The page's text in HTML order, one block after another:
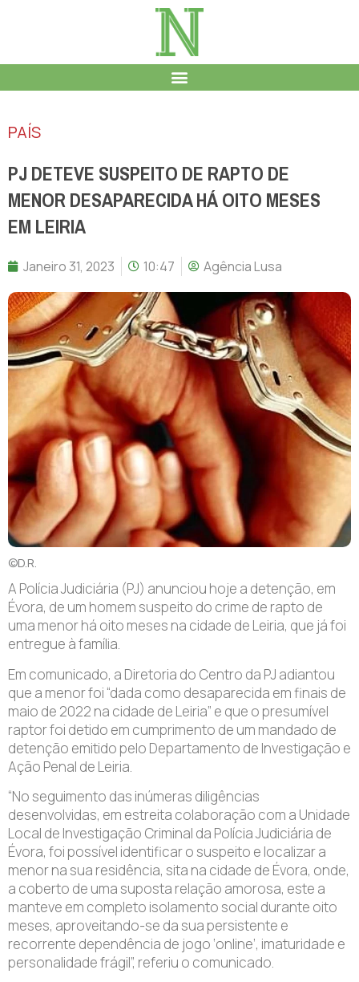
PAÍS
PJ DETEVE SUSPEITO DE RAPTO DE
MENOR DESAPARECIDA HÁ OITO MESES
EM LEIRIA
Janeiro 31, 2023 10:47 Agência Lusa
©D.R.
A Polícia Judiciária (PJ) anunciou hoje a detenção, em
Évora, de um homem suspeito do crime de rapto de
uma menor há oito meses na cidade de Leiria, que já foi
entregue à família.
Em comunicado, a Diretoria do Centro da PJ adiantou
que a menor foi “dada como desaparecida em finais de
maio de 2022 na cidade de Leiria” e que o presumível
raptor foi detido em cumprimento de um mandado de
detenção emitido pelo Departamento de Investigação e
Ação Penal de Leiria.
“No seguimento das inúmeras diligências
desenvolvidas, em estreita colaboração com a Unidade
Local de Investigação Criminal da Polícia Judiciária de
Évora, foi possível identificar o suspeito e localizar a
menor na sua residência, sita na cidade de Évora, onde,
a coberto de uma suposta relação amorosa, este a
manteve em completo isolamento social durante oito
meses, aproveitando-se da sua persistente e
recorrente dependência de jogo ‘online’, imaturidade e
personalidade frágil”, referiu o comunicado.